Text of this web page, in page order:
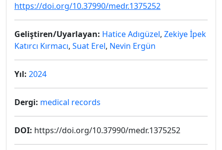
https://doi.org/10.37990/medr.1375252
Geliştiren/Uyarlayan: Hatice Adıgüzel, Zekiye İpek
Katırcı Kırmacı, Suat Erel, Nevin Ergün
Yıl: 2024
Dergi: medical records
DOI: https://doi.org/10.37990/medr.1375252